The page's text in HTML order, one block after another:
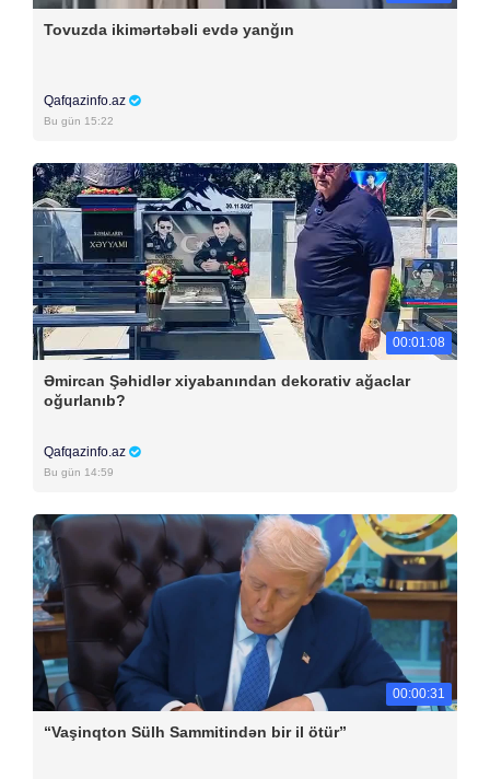
Tovuzda ikimərtəbəli evdə yanğın
Qafqazinfo.az
Bu gün 15:22
00:01:08
Əmircan Şəhidlər xiyabanından dekorativ ağaclar
oğurlanıb?
Qafqazinfo.az
Bu gün 14:59
00:00:31
“Vaşinqton Sülh Sammitindən bir il ötür”